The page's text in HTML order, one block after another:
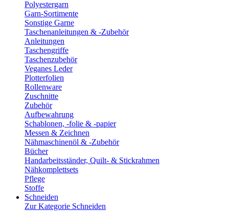
Polyestergarn
Garn-Sortimente
Sonstige Garne
Taschenanleitungen & -Zubehör
Anleitungen
Taschengriffe
Taschenzubehör
Veganes Leder
Plotterfolien
Rollenware
Zuschnitte
Zubehör
Aufbewahrung
Schablonen, -folie & -papier
Messen & Zeichnen
Nähmaschinenöl & -Zubehör
Bücher
Handarbeitsständer, Quilt- & Stickrahmen
Nähkomplettsets
Pflege
Stoffe
Schneiden
Zur Kategorie Schneiden